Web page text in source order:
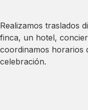
Realizamos traslados
finca, un hotel,
coordinamos horarios
celebración.